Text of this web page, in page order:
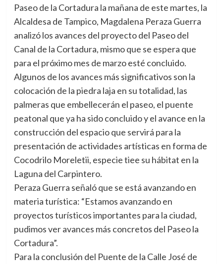
Paseo de la Cortadura la mañana de este martes, la
Alcaldesa de Tampico, Magdalena Peraza Guerra
analizó los avances del proyecto del Paseo del
Canal de la Cortadura, mismo que se espera que
para el próximo mes de marzo esté concluido.
Algunos de los avances más significativos son la
colocación de la piedra laja en su totalidad, las
palmeras que embellecerán el paseo, el puente
peatonal que ya ha sido concluido y el avance en la
construcción del espacio que servirá para la
presentación de actividades artísticas en forma de
Cocodrilo Moreletii, especie tiee su hábitat en la
Laguna del Carpintero.
Peraza Guerra señaló que se está avanzando en
materia turística: “Estamos avanzando en
proyectos turísticos importantes para la ciudad,
pudimos ver avances más concretos del Paseo la
Cortadura”.
Para la conclusión del Puente de la Calle José de